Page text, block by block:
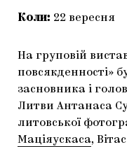
Коли: 22 вересня
На груповій
повсякденності»
засновника і
Литви Антанаса
литовської
Маціяускаса,